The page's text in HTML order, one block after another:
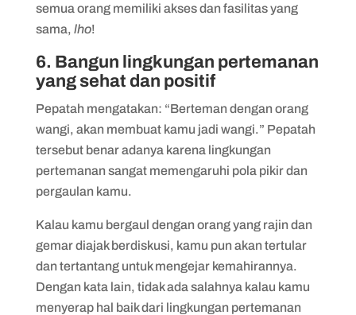
semua orang memiliki akses dan fasilitas yang
sama, lho!
6. Bangun lingkungan pertemanan
yang sehat dan positif
Pepatah mengatakan: “Berteman dengan orang
wangi, akan membuat kamu jadi wangi.” Pepatah
tersebut benar adanya karena lingkungan
pertemanan sangat memengaruhi pola pikir dan
pergaulan kamu.
Kalau kamu bergaul dengan orang yang rajin dan
gemar diajak berdiskusi, kamu pun akan tertular
dan tertantang untuk mengejar kemahirannya.
Dengan kata lain, tidak ada salahnya kalau kamu
menyerap hal baik dari lingkungan pertemanan